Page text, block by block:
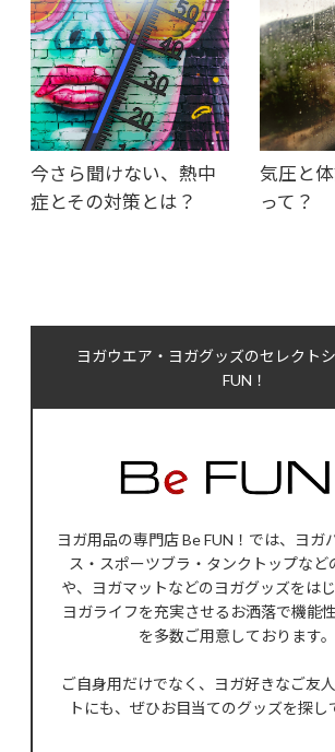
今さら聞けない、熱中
症とその対策とは？
気圧と
って？
ヨガウエア・ヨガグッズのセレクト
FUN！
ヨガ用品の専門店 Be FUN！では、ヨガ
ス・スポーツブラ・タンクトップなど
や、ヨガマットなどのヨガグッズをは
ヨガライフを充実させるお洒落で機能
を多数ご用意しております
ご自身用だけでなく、ヨガ好きなご友
トにも、ぜひお目当てのグッズを探し